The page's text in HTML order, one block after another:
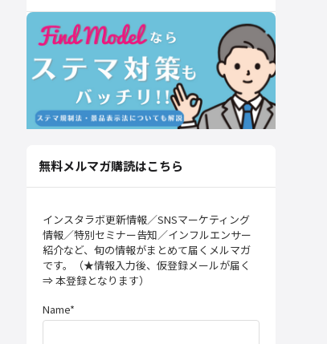
無料メルマガ購読はこちら
インスタラボ更新情報／SNSマーケティング
情報／特別セミナー告知／インフルエンサー
紹介など、旬の情報がまとめて届くメルマガ
です。（★情報入力後、仮登録メールが届く
⇒ 本登録となります）
Name*